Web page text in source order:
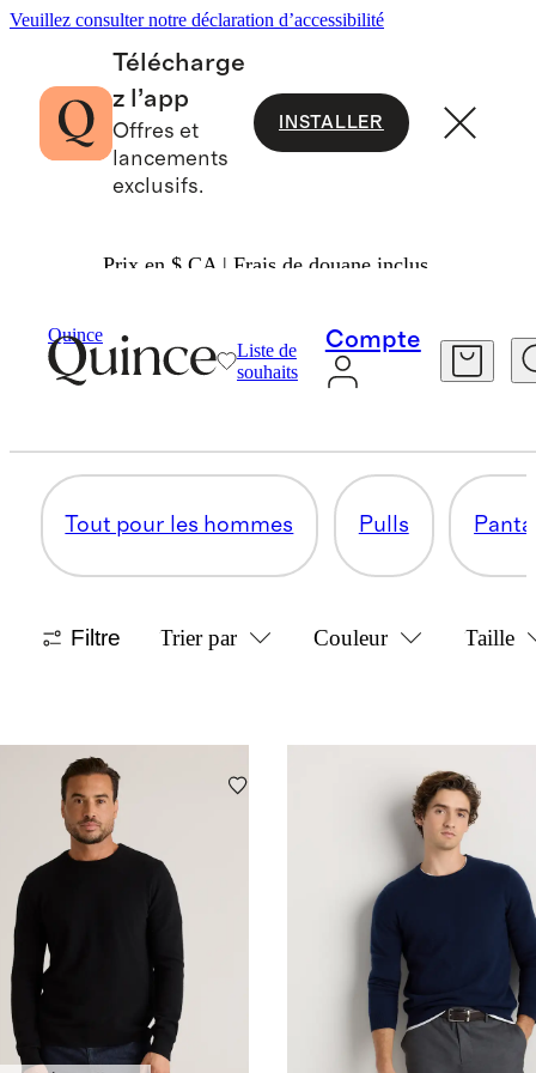
Veuillez consulter notre déclaration d’accessibilité
Télécharge
z l’app
Offres et
lancements
exclusifs.
INSTALLER
Prix en $ CA | Frais de douane inclus.
Quince
Liste de
souhaits
Compte
Apparel 2
TOUT POUR LES HOMMES
Tout pour les hommes Pulls
Filtre Trier par Couleur Taille